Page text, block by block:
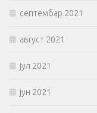
септембар 2021
август 2021
јул 2021
јун 2021